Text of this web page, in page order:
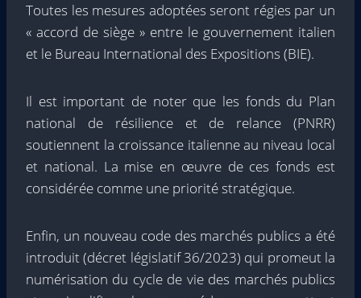
Toutes les mesures adoptées seront régies par un
« accord de siège » entre le gouvernement italien
et le Bureau International des Expositions (BIE).
Il est important de noter que les fonds du Plan
national de résilience et de relance (PNRR)
soutiennent la croissance italienne au niveau local
et national. La mise en œuvre de ces fonds est
considérée comme une priorité stratégique.
Enfin, un nouveau code des marchés publics a été
introduit (décret législatif 36/2023) qui promeut la
numérisation du cycle de vie des marchés publics